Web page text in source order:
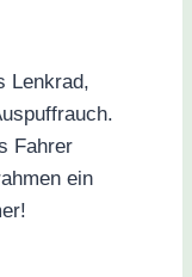
Lenkrad,
Fahrer
ein